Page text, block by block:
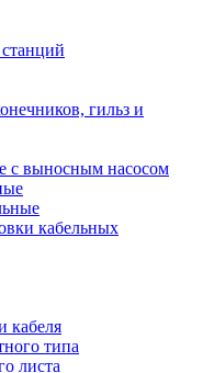
гильз и
с выносным насосом
кабельных
кабеля
типа
листа